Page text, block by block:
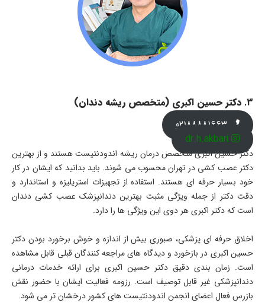
3. دکتر حسین اکبری (متخصص ریشه دندان)
dr.h.akbari
دکتر حسین اکبری متخصص درمان ریشه اندودنتیست هستند و از بهترین
دکتر عصب کشی در تهران محسوب می شوند. باید بدانید که ایشان در کار
خود بسیار حرفه ای هستند. استفاده از تجهیزات استریلیزه و استاندارد و
دقت دکتر از جمله ویژگی مثبت بهترین دندانپزشک عصب کشی دندان
است که دکتر اکبری هر دوی این ویژگی ها را دارد.
اخلاق حرفه ای پزشکی، صبوری بیش از اندازه و خوش برخورد بودن دکتر
حسین اکبری در بازخورد و دیدگاه های مراجعه کنندگان قبلی قابل مشاهده
است. زمان بندی دقیق دکتر حسین اکبری برای ارائه خدمات درمانی
دندانپزشکی غیر قابل توصیف است. رزومه فعالیت ایشان با حضور نقش
بازرس فعال اعضای انجمن اندودنتیست های کشور درخشان تر می شود.